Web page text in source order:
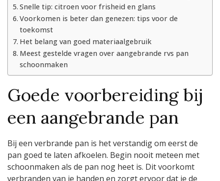
Snelle tip: citroen voor frisheid en glans
Voorkomen is beter dan genezen: tips voor de
toekomst
Het belang van goed materiaalgebruik
Meest gestelde vragen over aangebrande rvs pan
schoonmaken
Goede voorbereiding bij
een aangebrande pan
Bij een verbrande pan is het verstandig om eerst de
pan goed te laten afkoelen. Begin nooit meteen met
schoonmaken als de pan nog heet is. Dit voorkomt
verbranden van je handen en zorgt ervoor dat je de